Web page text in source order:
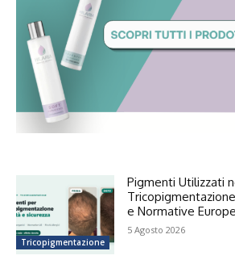
Tricopigmentazione
Pigmenti Utilizzati
e Normative
5 Agosto 2026